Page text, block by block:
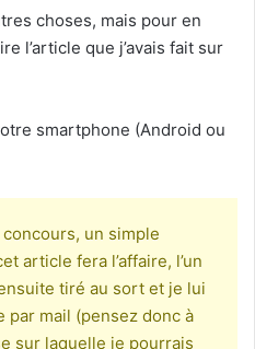
choses, mais pour en
l’article que j’avais fait sur
smartphone (Android ou
un simple
article fera l’affaire, l’un
tiré au sort et je lui
par mail (pensez donc à
sur laquelle je pourrais